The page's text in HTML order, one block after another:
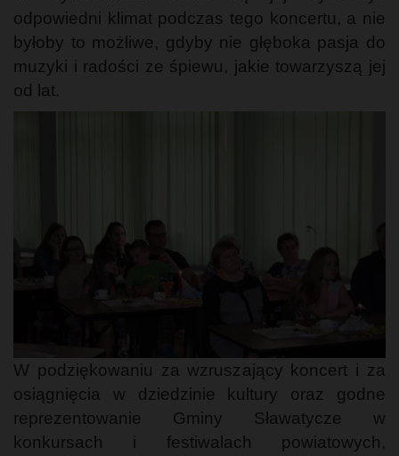
odpowiedni klimat podczas tego koncertu, a nie
byłoby to możliwe, gdyby nie głęboka pasja do
muzyki i radości ze śpiewu, jakie towarzyszą jej
od lat.
W podziękowaniu za wzruszający koncert i za
osiągnięcia w dziedzinie kultury oraz godne
reprezentowanie Gminy Sławatycze w
konkursach i festiwalach powiatowych,